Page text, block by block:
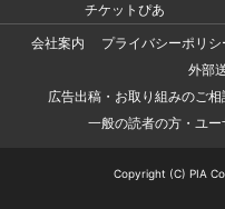
チケットぴあ
会社案内
プライバシーポリシ
外部
広告出稿・お取り組みのご
一般の読者の方・ユ
Copyright (C) PIA